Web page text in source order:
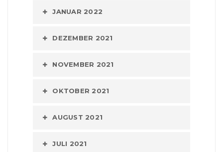
JANUAR 2022
DEZEMBER 2021
NOVEMBER 2021
OKTOBER 2021
AUGUST 2021
JULI 2021